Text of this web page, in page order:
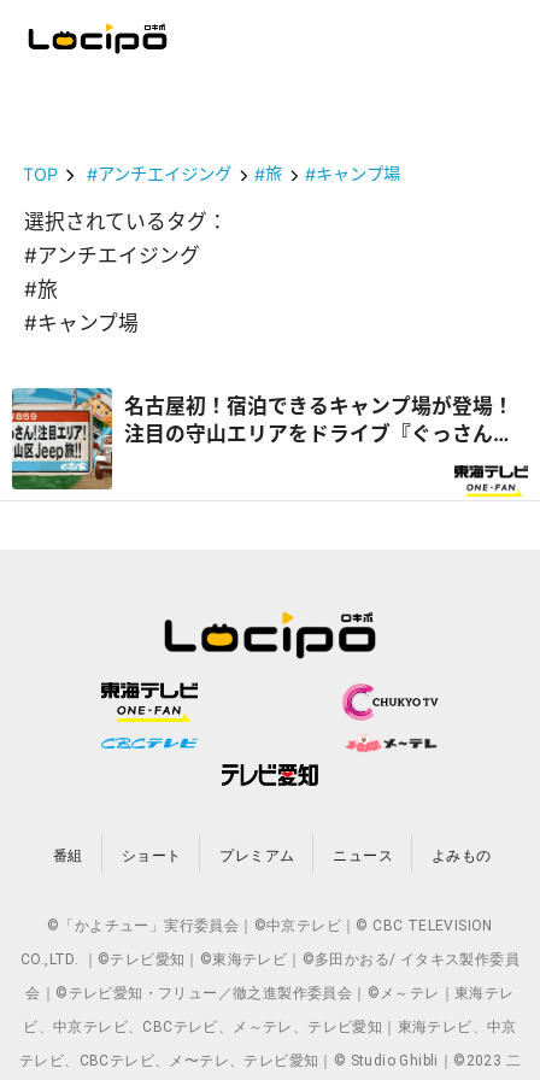
TOP #アンチエイジング #旅 #キャンプ場
選択されているタグ：
#アンチエイジング
#旅
#キャンプ場
名古屋初！宿泊できるキャンプ場が登場！
注目の守山エリアをドライブ『ぐっさん
番組 ショート プレミアム ニュース よみもの
©「かよチュー」実行委員会｜©中京テレビ｜© CBC TELEVISION
CO.,LTD. ｜©テレビ愛知｜©東海テレビ｜©多田かおる/ イタキス製作委員
会｜©テレビ愛知・フリュー／徹之進製作委員会｜©メ～テレ｜東海テレ
ビ、中京テレビ、CBCテレビ、メ～テレ、テレビ愛知｜東海テレビ、中京
テレビ、CBCテレビ、メ〜テレ、テレビ愛知｜© Studio Ghibli｜©2023 二